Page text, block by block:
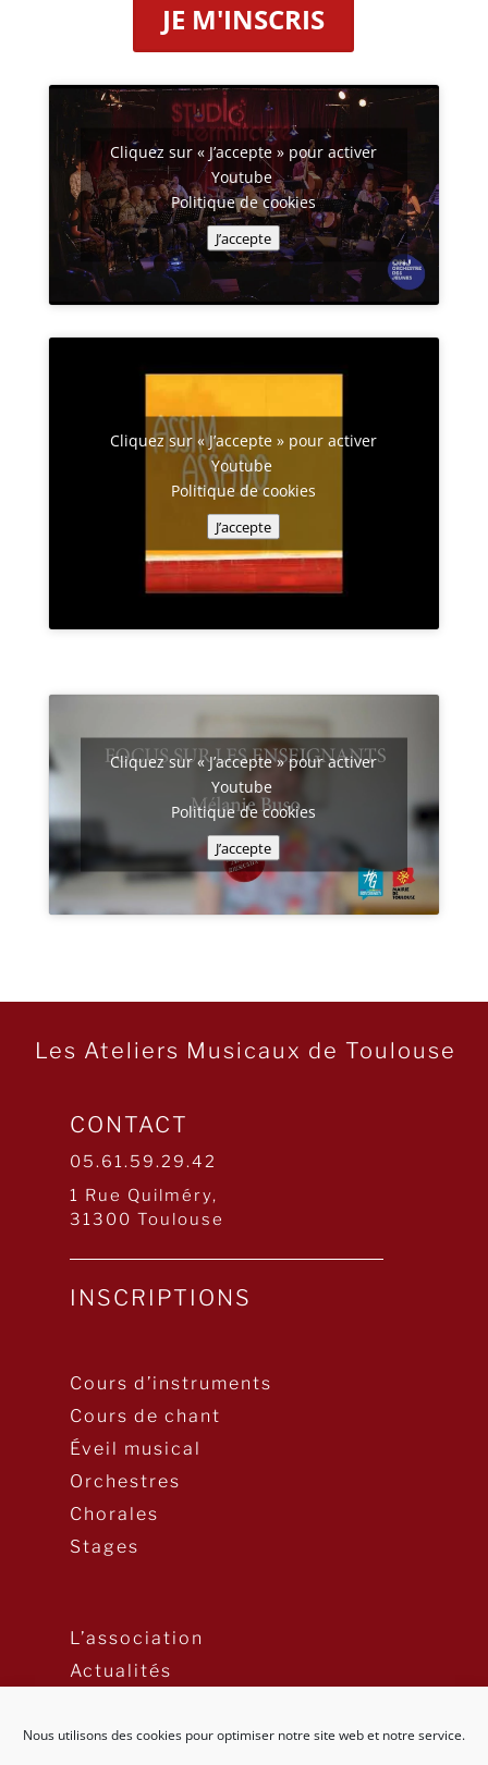
Nous utilisons des cookies pour optimiser notre site web et notre service.
JE M'INSCRIS
Cliquez sur « J’accepte » pour activer
Youtube
Politique de cookies
J’accepte
Cliquez sur « J’accepte » pour activer
Youtube
Politique de cookies
J’accepte
Cliquez sur « J’accepte » pour activer
Youtube
Politique de cookies
J’accepte
Les Ateliers Musicaux de Toulouse
CONTACT
05.61.59.29.42
1 Rue Quilméry,
31300 Toulouse
INSCRIPTIONS
Cours d’instruments
Cours de chant
Éveil musical
Orchestres
Chorales
Stages
L’association
Actualités